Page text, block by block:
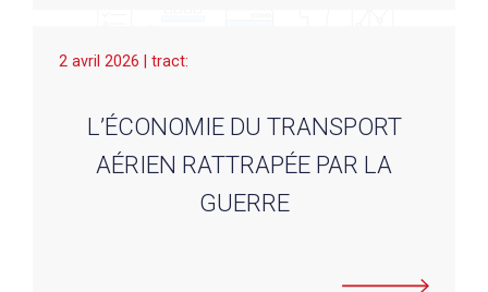
2 avril 2026 | tract:
L’ÉCONOMIE DU TRANSPORT
AÉRIEN RATTRAPÉE PAR LA
GUERRE